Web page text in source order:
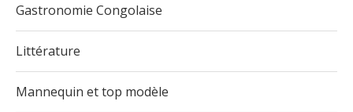
Gastronomie Congolaise
Littérature
Mannequin et top modèle